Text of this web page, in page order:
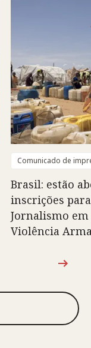
Comunicado de
Brasil: estão
inscrições
Jornalismo
Violência